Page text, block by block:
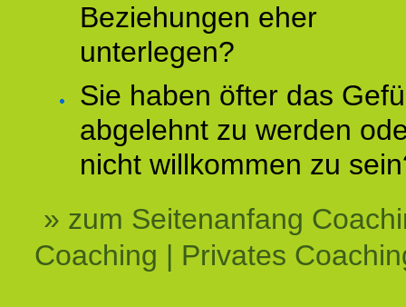
Beziehungen eher
unterlegen?
Sie haben öfter das
abgelehnt zu werden
nicht willkommen zu
» zum Seitenanfang
Coaching | Privates